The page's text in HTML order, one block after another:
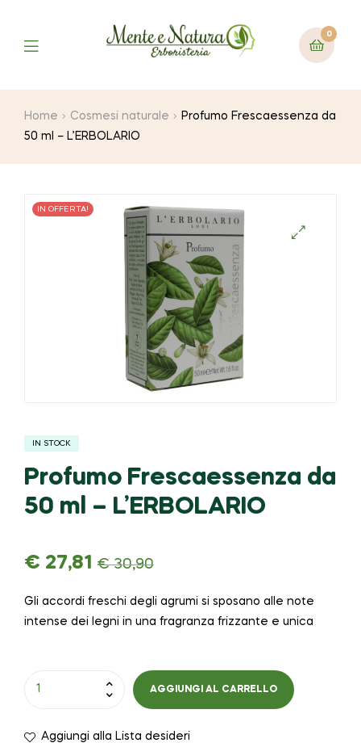
0
Home Cosmesi naturale
Profumo Frescaessenza da
50 ml – L’ERBOLARIO
IN OFFERTA!
IN STOCK
Profumo Frescaessenza da
50 ml – L’ERBOLARIO
€30,90
€ 27,81
Gli accordi freschi degli agrumi si sposano alle note
intense dei legni in una fragranza frizzante e unica
AGGIUNGI AL CARRELLO
Aggiungi alla Lista desideri